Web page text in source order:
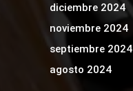
diciembre 2024
noviembre 2024
septiembre 2024
agosto 2024